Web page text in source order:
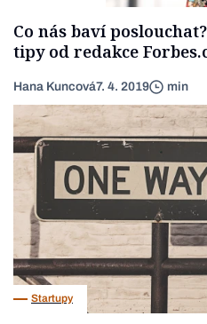
Co nás baví
tipy od redakce
Hana Kuncová7. 4. 2019 min
Startupy